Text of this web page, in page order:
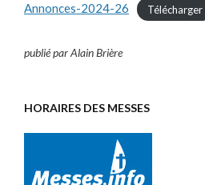
Annonces-2024-26 Télécharger
publié par Alain Brière
HORAIRES DES MESSES